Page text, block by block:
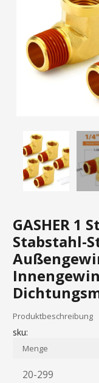
GASHER 1
Stabstahl-
Produktbeschreibung
sku:
Menge
20-299